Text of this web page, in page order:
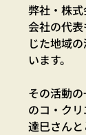
弊社・株
会社の代
じた地域
います。
その活動
のコ・ク
達巳さんと